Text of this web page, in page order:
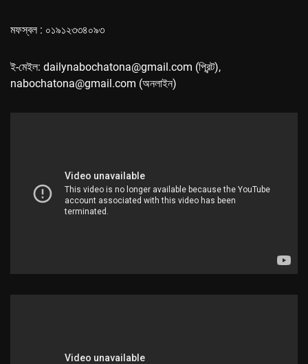
মফস্বল : ০১৯১২৩৩৪০৯৩
ই-মেইল: dailynabochatona@gmail.com (প্রিন্ট),
nabochatona@gmail.com (অনলাইন)